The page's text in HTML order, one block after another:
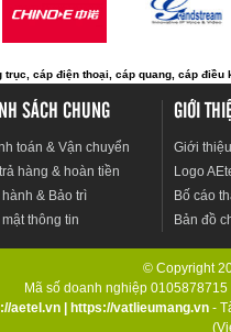
trục cáp điện thoại cáp quang, cáp điều
SÁCH CHUNG
toán & Vận chuyển
hàng & hoàn tiền
hành & Bảo trì
thông tin
GIỚI
Giới
Logo
Bố cáo
Bản đồ
© Copyright
Mã số doanh nghiệp
aetel.vn | https://vatlieumang.vn -